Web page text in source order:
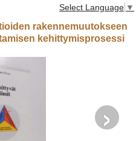
Select Language ▼
rakennemuutokseen
kehittymisprosessi
›